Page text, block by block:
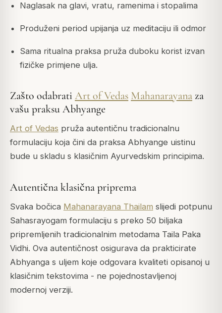
Naglasak na glavi, vratu, ramenima i stopalima
Produženi period upijanja uz meditaciju ili odmor
Sama ritualna praksa pruža duboku korist izvan
fizičke primjene ulja.
Zašto odabrati Art of Vedas Mahanarayana za
vašu praksu Abhyange
Art of Vedas pruža autentičnu tradicionalnu
formulaciju koja čini da praksa Abhyange uistinu
bude u skladu s klasičnim Ayurvedskim principima.
Autentična klasična priprema
Svaka bočica Mahanarayana Thailam slijedi potpunu
Sahasrayogam formulaciju s preko 50 biljaka
pripremljenih tradicionalnim metodama Taila Paka
Vidhi. Ova autentičnost osigurava da prakticirate
Abhyanga s uljem koje odgovara kvaliteti opisanoj u
klasičnim tekstovima - ne pojednostavljenoj
modernoj verziji.